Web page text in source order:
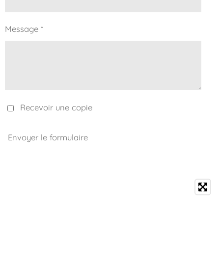
Message *
Recevoir une copie
Envoyer le formulaire